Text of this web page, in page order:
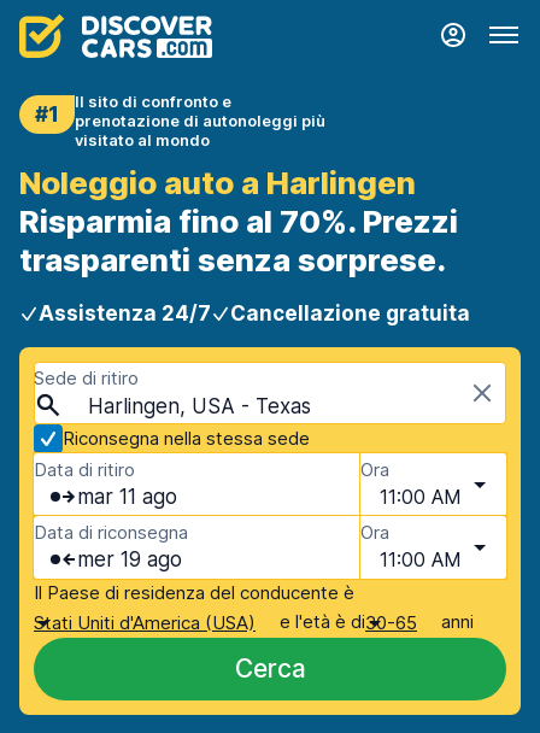
#1
Il sito di confronto e
prenotazione di autonoleggi più
visitato al mondo
Noleggio auto a Harlingen
Risparmia fino al 70%. Prezzi
trasparenti senza sorprese.
Assistenza 24/7 Cancellazione gratuita
Sede di ritiro
Harlingen, USA - Texas
Riconsegna nella stessa sede
Data di ritiro
mar 11 ago
Ora
11:00 AM
Data di riconsegna
mer 19 ago
Ora
11:00 AM
Il Paese di residenza del conducente è
Stati Uniti d'America (USA)
e l'età è di30-65 anni
Cerca